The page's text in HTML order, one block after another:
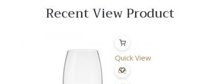
Recent View Product
Quick View
Lista
de
Desejo